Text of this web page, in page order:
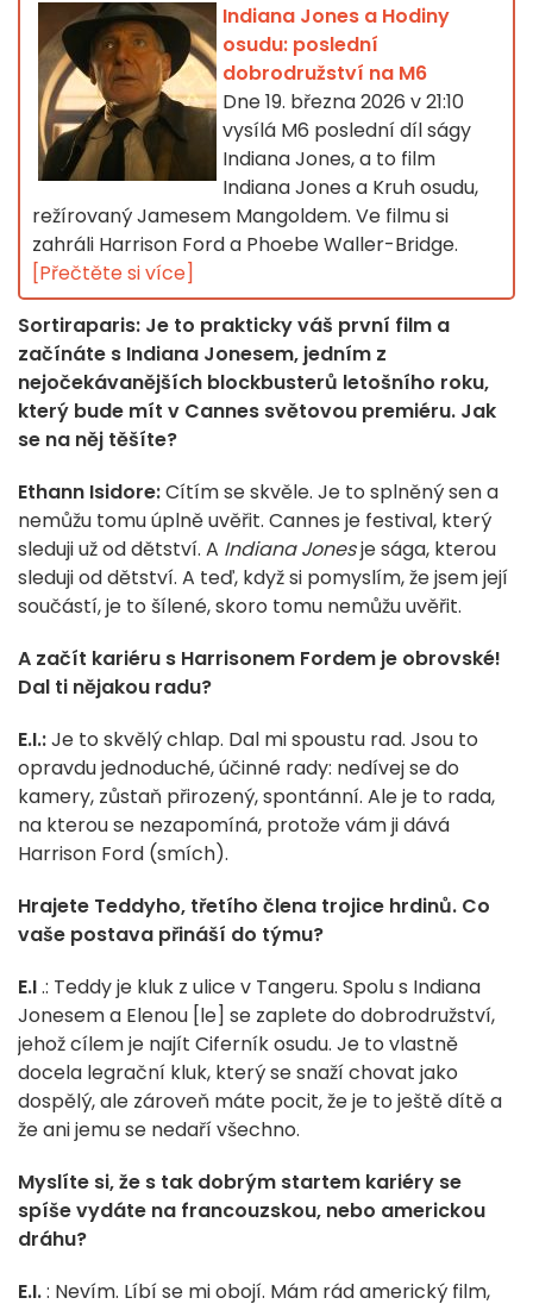
Indiana Jones a Hodiny
osudu: poslední
dobrodružství na M6
Dne 19. března 2026 v 21:10
vysílá M6 poslední díl ságy
Indiana Jones, a to film
Indiana Jones a Kruh osudu,
režírovaný Jamesem Mangoldem. Ve filmu si
zahráli Harrison Ford a Phoebe Waller-Bridge.
[Přečtěte si více]
Sortiraparis: Je to prakticky váš první film a
začínáte s Indiana Jonesem, jedním z
nejočekávanějších blockbusterů letošního roku,
který bude mít v Cannes světovou premiéru. Jak
se na něj těšíte?
Ethann Isidore:Cítím se skvěle. Je to splněný sen a
nemůžu tomu úplně uvěřit. Cannes je festival, který
sleduji už od dětství. A Indiana Jonesje sága, kterou
sleduji od dětství. A teď, když si pomyslím, že jsem její
součástí, je to šílené, skoro tomu nemůžu uvěřit.
A začít kariéru s Harrisonem Fordem je obrovské!
Dal ti nějakou radu?
E.I.:Je to skvělý chlap. Dal mi spoustu rad. Jsou to
opravdu jednoduché, účinné rady: nedívej se do
kamery, zůstaň přirozený, spontánní. Ale je to rada,
na kterou se nezapomíná, protože vám ji dává
Harrison Ford (smích).
Hrajete Teddyho, třetího člena trojice hrdinů. Co
vaše postava přináší do týmu?
E.I.: Teddy je kluk z ulice v Tangeru. Spolu s Indiana
Jonesem a Elenou [le] se zaplete do dobrodružství,
jehož cílem je najít Ciferník osudu. Je to vlastně
docela legrační kluk, který se snaží chovat jako
dospělý, ale zároveň máte pocit, že je to ještě dítě a
že ani jemu se nedaří všechno.
Myslíte si, že s tak dobrým startem kariéry se
spíše vydáte na francouzskou, nebo americkou
dráhu?
E.I.: Nevím. Líbí se mi obojí. Mám rád americký film,